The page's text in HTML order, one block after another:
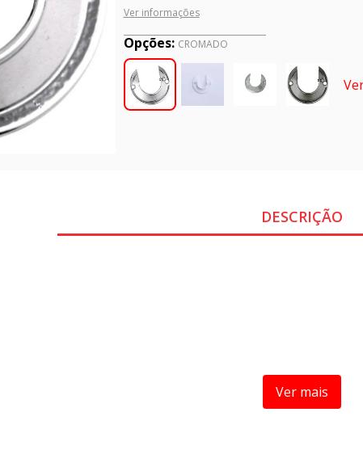
Ver informações
Opções: CROMADO
DESCRIÇÃO
ou sabão neutro, secar com pano seco.
Ver mais